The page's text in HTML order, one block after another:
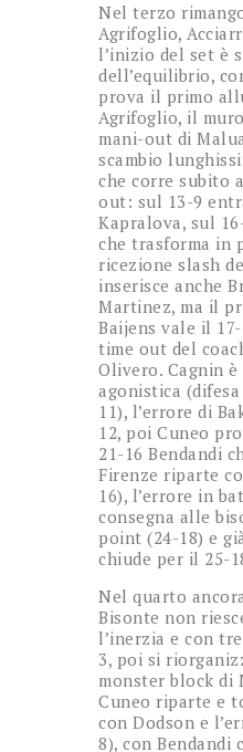
Nel terzo
Agrifoglio,
l’inizio del set è
dell’equilibrio,
prova il primo
Agrifoglio, il
mani-out di
scambio
che corre subito
out: sul 13-9
Kapralova, sul
che trasforma in
ricezione slash
inserisce anche
Martinez, ma il
Baijens vale il
time out del
Olivero. Cagnin
agonistica
11), l’errore di
12, poi Cuneo
21-16 Bendandi
Firenze riparte
16), l’errore in
consegna alle
point (24-18) e
chiude per il 25-
Nel quarto
Bisonte non
l’inerzia e con
3, poi si
monster block di
Cuneo riparte e
con Dodson e
8), con Bendandi